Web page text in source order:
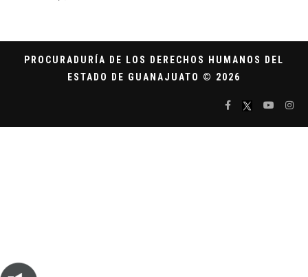
PROCURADURÍA DE LOS DERECHOS HUMANOS DEL
ESTADO DE GUANAJUATO © 2026